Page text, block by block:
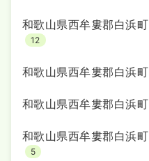
和歌山県西牟婁郡白浜町
12
和歌山県西牟婁郡白浜町
和歌山県西牟婁郡白浜町
和歌山県西牟婁郡白浜町
5